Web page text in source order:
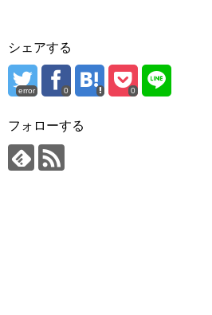
シェアする
error 0 0
フォローする